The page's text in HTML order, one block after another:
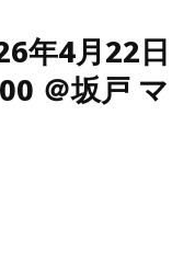
年4月22日
＠坂戸 マ